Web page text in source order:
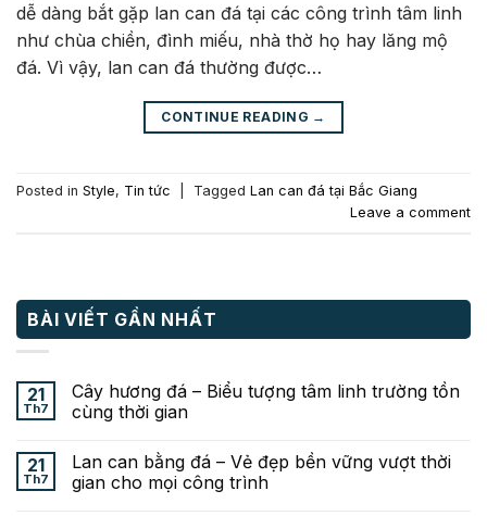
dễ dàng bắt gặp lan can đá tại các công trình tâm linh
như chùa chiền, đình miếu, nhà thờ họ hay lăng mộ
đá. Vì vậy, lan can đá thường được…
CONTINUE READING →
Posted in Style, Tin tức Tagged Lan can đá tại Bắc Giang
Leave a comment
BÀI VIẾT GẦN NHẤT
21
Th7
Cây hương đá – Biểu tượng tâm linh trường tồn
cùng thời gian
21
Th7
Lan can bằng đá – Vẻ đẹp bền vững vượt thời
gian cho mọi công trình